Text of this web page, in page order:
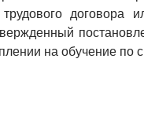
договора
на обучение по